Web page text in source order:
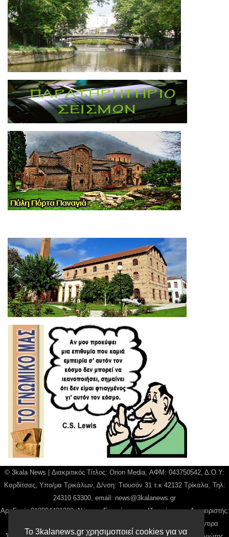
Το 3kalanews.gr χρησιμοποιεί cookies για να
© 3kala News | Διακριτικός Τίτλος: Orion Media, ΑΦΜ: 043750542, Δ.Ο.Υ:
Καρδίτσας, Υπο/μα Τρικάλων, Δ/νση: Τιουσόν 31 τ.κ 42132 Τρίκαλα, Τηλ:
24310 63300, email: news@3kalanews.gr
Αρ. Γεμή: 018804431000, Νόμιμος Εκπρόσωπος, Ιδιοκτήτης και Διαχειριστής:
Παναγιώτης Φιλίππου, Διευθύντρια: Γιαννουσά Βασιλική, Διευθύντιρα